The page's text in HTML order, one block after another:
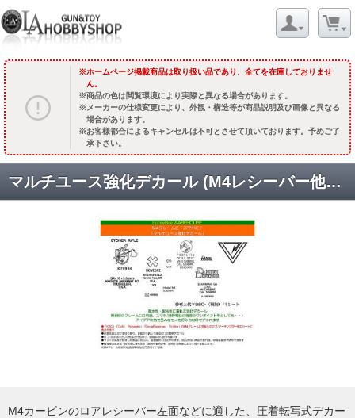
ホームページ掲載商品は取り扱い品であり、全てを在庫しておりませ
ん。
商品の色は閲覧環境により実際と異なる場合があります。
メーカーの仕様変更により、外観・構造等が商品説明及び画像と異なる
場合があります。
お客様都合によるキャンセルは不可とさせて頂いております。予めご了
承下さい。
マルチユース強化デカール (M4レシーバー他用) [品切中.再生産待ち]
M4カービンのロアレシーバー左面などに適した、圧着転写式デカー